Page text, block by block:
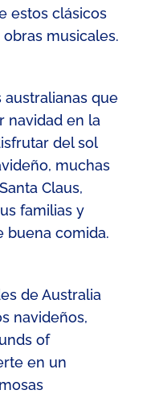
estos clásicos
musicales.
australianas que
navidad en la
del sol
muchas
Claus,
familias y
buena comida.
de Australia
navideños,
of
en un